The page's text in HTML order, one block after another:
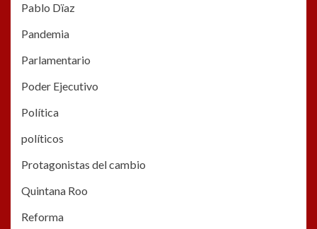
Pablo Dïaz
Pandemia
Parlamentario
Poder Ejecutivo
Política
políticos
Protagonistas del cambio
Quintana Roo
Reforma